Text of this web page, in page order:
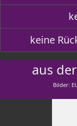
keine
aus
Bilder: